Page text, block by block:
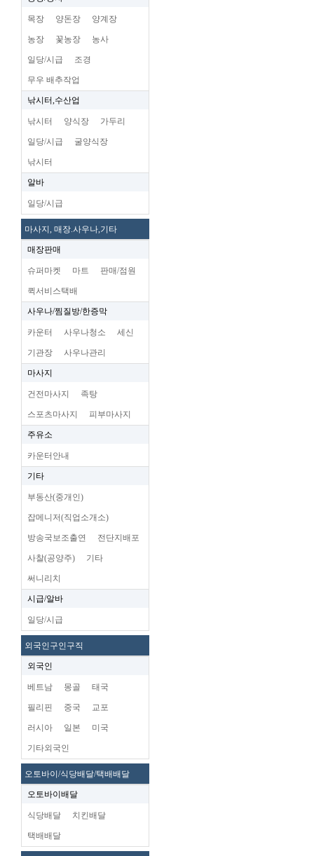
목장 양돈장 양계장
농장 꽃농장 농사
일당/시급 조경
무우 배추작업
낚시터,수산업
낚시터 양식장 가두리
일당/시급 굴양식장
낚시터
알바
일당/시급
마사지, 매장.사우나,기타
매장판매
슈퍼마켓 마트 판매/점원
퀵서비스택배
사우나/찜질방/한증막
카운터 사우나청소 세신
기관장 사우나관리
마사지
건전마사지 족탕
스포츠마사지 피부마사지
주유소
카운터안내
기타
부동산(중개인)
잡메니저(직업소개소)
방송국보조출연 전단지배포
사찰(공양주) 기타
써니리치
시급/알바
일당/시급
외국인구인구직
외국인
베트남 몽골 태국
필리핀 중국 교포
러시아 일본 미국
기타외국인
오토바이/식당배달/택배배달
오토바이배달
식당배달 치킨배달
택배배달